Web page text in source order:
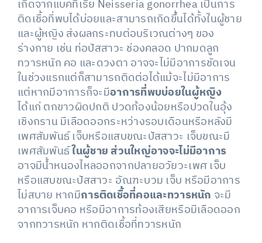
เกิดจากแบคทีเรีย Neisseria gonorrhea เป็นการ
ติดเชื้อที่พบได้บ่อยและสามารถเกิดขึ้นได้ทั้งในผู้ชาย
และผู้หญิง ส่งผลกระทบต่อบริเวณต่างๆ ของ
ร่างกาย เช่น ท่อปัสสาวะ ช่องคลอด ปากมดลูก
ทวารหนัก คอ และดวงตา อาจจะไม่มีอาการชัดเจน
ในช่วงแรกแต่ก็สามารถติดต่อได้แม้จะไม่มีอาการ
แต่หากมีอาการก็จะมีอาการที่พบบ่อยในผู้หญิง
ได้แก่ ตกขาวผิดปกติ ปวดท้องน้อยหรือปวดในอุ้ง
เชิงกราน มีเลือดออกระหว่างรอบเดือนหรือหลังมี
เพศสัมพันธ์ เจ็บหรือแสบขณะปัสสาวะ เจ็บขณะมี
เพศสัมพันธ์ในผู้ชาย ส่วนใหญ่อาจจะไม่มีอาการ
อาจมีน้ำหนองไหลออกจากปลายอวัยวะเพศ เจ็บ
หรือแสบขณะปัสสาวะ อัณฑะบวม เจ็บ หรือมีอาการ
ไม่สบาย หากมีการติดเชื้อที่คอและทวารหนัก จะมี
อาการเจ็บคอ หรือมีอาการท้องเสียหรือมีเลือดออก
จากทวารหนัก หากติดเชื้อที่ทวารหนัก